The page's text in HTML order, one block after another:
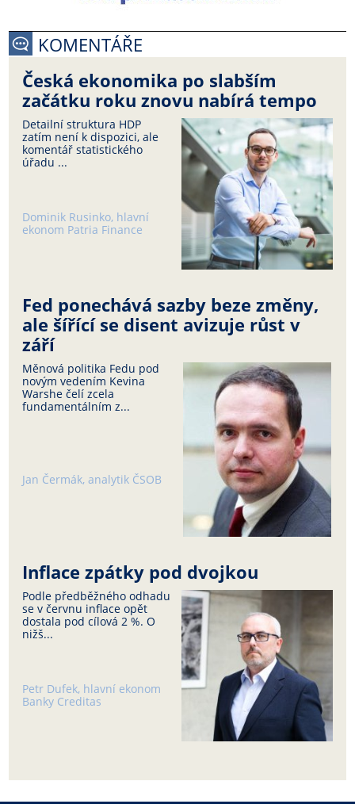
KOMENTÁŘE
Česká ekonomika po slabším
začátku roku znovu nabírá tempo
Detailní struktura HDP
zatím není k dispozici, ale
komentář statistického
úřadu ...
Dominik Rusinko, hlavní
ekonom Patria Finance
Fed ponechává sazby beze změny,
ale šířící se disent avizuje růst v
září
Měnová politika Fedu pod
novým vedením Kevina
Warshe čelí zcela
fundamentálním z...
Jan Čermák, analytik ČSOB
Inflace zpátky pod dvojkou
Podle předběžného odhadu
se v červnu inflace opět
dostala pod cílová 2 %. O
nižš...
Petr Dufek, hlavní ekonom
Banky Creditas